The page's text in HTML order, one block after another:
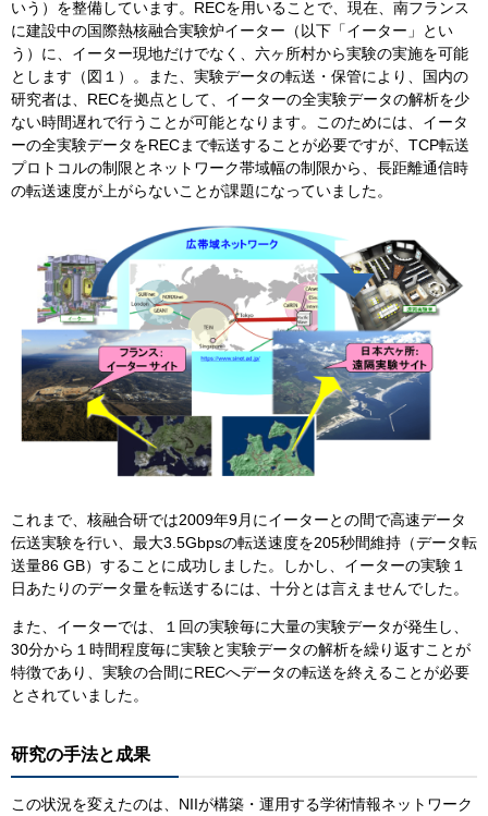
いう）を整備しています。RECを用いることで、現在、南フランス
に建設中の国際熱核融合実験炉イーター（以下「イーター」とい
う）に、イーター現地だけでなく、六ヶ所村から実験の実施を可能
とします（図１）。また、実験データの転送・保管により、国内の
研究者は、RECを拠点として、イーターの全実験データの解析を少
ない時間遅れで行うことが可能となります。このためには、イータ
ーの全実験データをRECまで転送することが必要ですが、TCP転送
プロトコルの制限とネットワーク帯域幅の制限から、長距離通信時
の転送速度が上がらないことが課題になっていました。
これまで、核融合研では2009年9月にイーターとの間で高速データ
伝送実験を行い、最大3.5Gbpsの転送速度を205秒間維持（データ転
送量86 GB）することに成功しました。しかし、イーターの実験１
日あたりのデータ量を転送するには、十分とは言えませんでした。
また、イーターでは、１回の実験毎に大量の実験データが発生し、
30分から１時間程度毎に実験と実験データの解析を繰り返すことが
特徴であり、実験の合間にRECへデータの転送を終えることが必要
とされていました。
研究の手法と成果
この状況を変えたのは、NIIが構築・運用する学術情報ネットワーク